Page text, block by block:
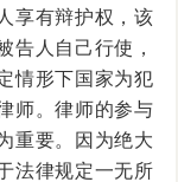
享有辩护权，该
告人自己行使，
情形下国家为犯
师。律师的参与
重要。因为绝大
法律规定一无所